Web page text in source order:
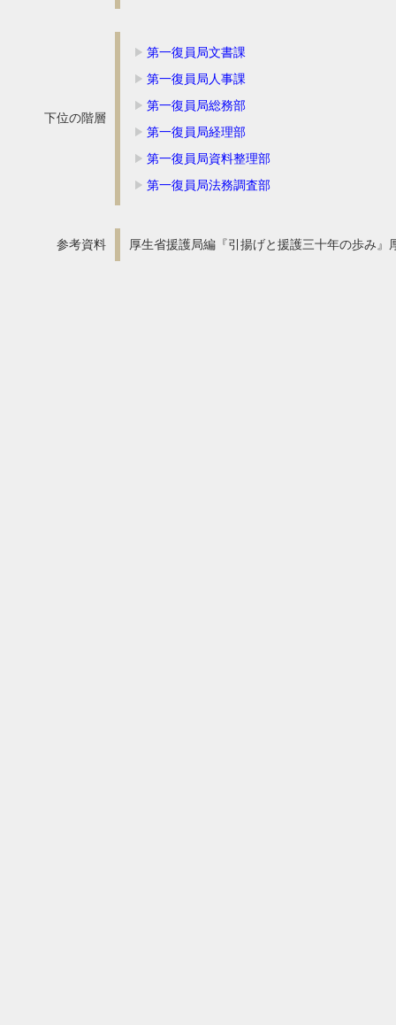
下位の階層
第一復員局文書課
第一復員局人事課
第一復員局総務部
第一復員局経理部
第一復員局資料整理部
第一復員局法務調査部
参考資料 厚生省援護局編『引揚げと援護三十年の歩み